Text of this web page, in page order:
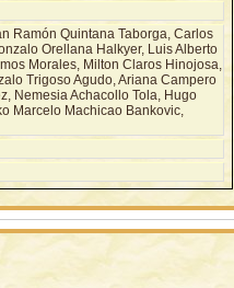
Ramón Quintana Taborga, Carlos
Orellana Halkyer, Luis Alberto
Morales, Milton Claros Hinojosa,
Trigoso Agudo, Ariana Campero
Nemesia Achacollo Tola, Hugo
Marcelo Machicao Bankovic,